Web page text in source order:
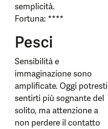
semplicità.
Fortuna: ****
Pesci
Sensibilità e
immaginazione sono
amplificate. Oggi potresti
sentirti più sognante del
solito, ma attenzione a
non perdere il contatto